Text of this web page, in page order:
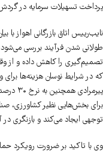
پرداخت تسهیلات سرمایه در گردش و سرمایه ثابت
نایب‌رییس اتاق بازرگانی اهواز
طولانی شدن فرآیند بررسی
تصمیم‌گیری را کاهش داده و از
که در شرایط نوسان هزینه‌ها
برای بخش‌هایی نظیر کشاورزی،
توجهی ایجاد می‌کند و بازنگری در
وی با تاکید بر ضرورت رویکرد